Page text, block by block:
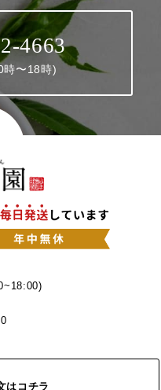
4663
時〜18時)
はコチラ